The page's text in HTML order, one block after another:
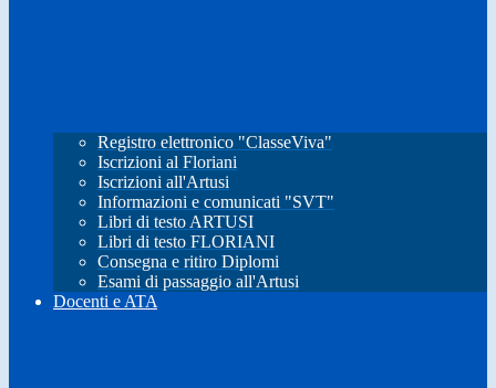
Registro elettronico "ClasseViva"
Iscrizioni al Floriani
Iscrizioni all'Artusi
Informazioni e comunicati "SVT"
Libri di testo ARTUSI
Libri di testo FLORIANI
Consegna e ritiro Diplomi
Esami di passaggio all'Artusi
Docenti e ATA